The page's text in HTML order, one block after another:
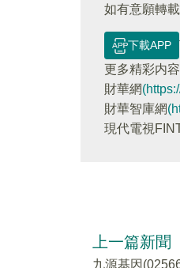
如有意願轉
下載APP
更多精彩内
財華網
財華智庫網
現代電視
上一篇新聞
九源基因